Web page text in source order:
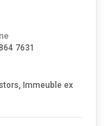
7631
Immeuble ex